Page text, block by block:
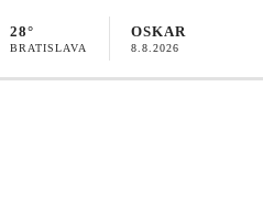
28°
BRATISLAVA
OSKAR
8.8.2026